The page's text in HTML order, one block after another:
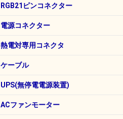
ヒロセ電機
RGB21ピンコネクター
電源コネクター
ロッキークラー社
パナソニック電工
熱電対専用コネクタ
ミニチュア熱電対コネクタ
ケーブル
MHFケーブル
キャプタイヤケーブル
BNCケーブル
フラットケーブル
電源コード、ソケット他
UPS(無停電電源装置)
山洋電気(SANUPS)
ACファンモーター